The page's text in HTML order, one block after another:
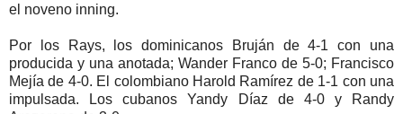
el noveno inning.
Por los Rays, los dominicanos Bruján de 4-1 con una
producida y una anotada; Wander Franco de 5-0; Francisco
Mejía de 4-0. El colombiano Harold Ramírez de 1-1 con una
impulsada. Los cubanos Yandy Díaz de 4-0 y Randy